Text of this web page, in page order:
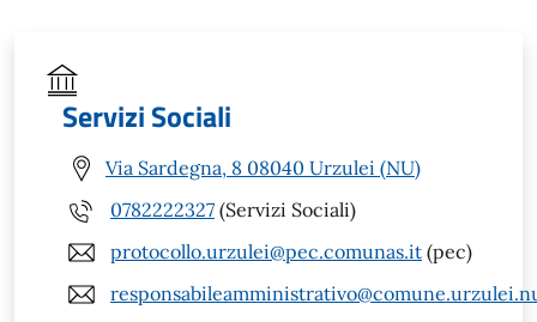
Servizi Sociali
Via Sardegna, 8 08040 Urzulei (NU)
0782222327 (Servizi Sociali)
protocollo.urzulei@pec.comunas.it (pec)